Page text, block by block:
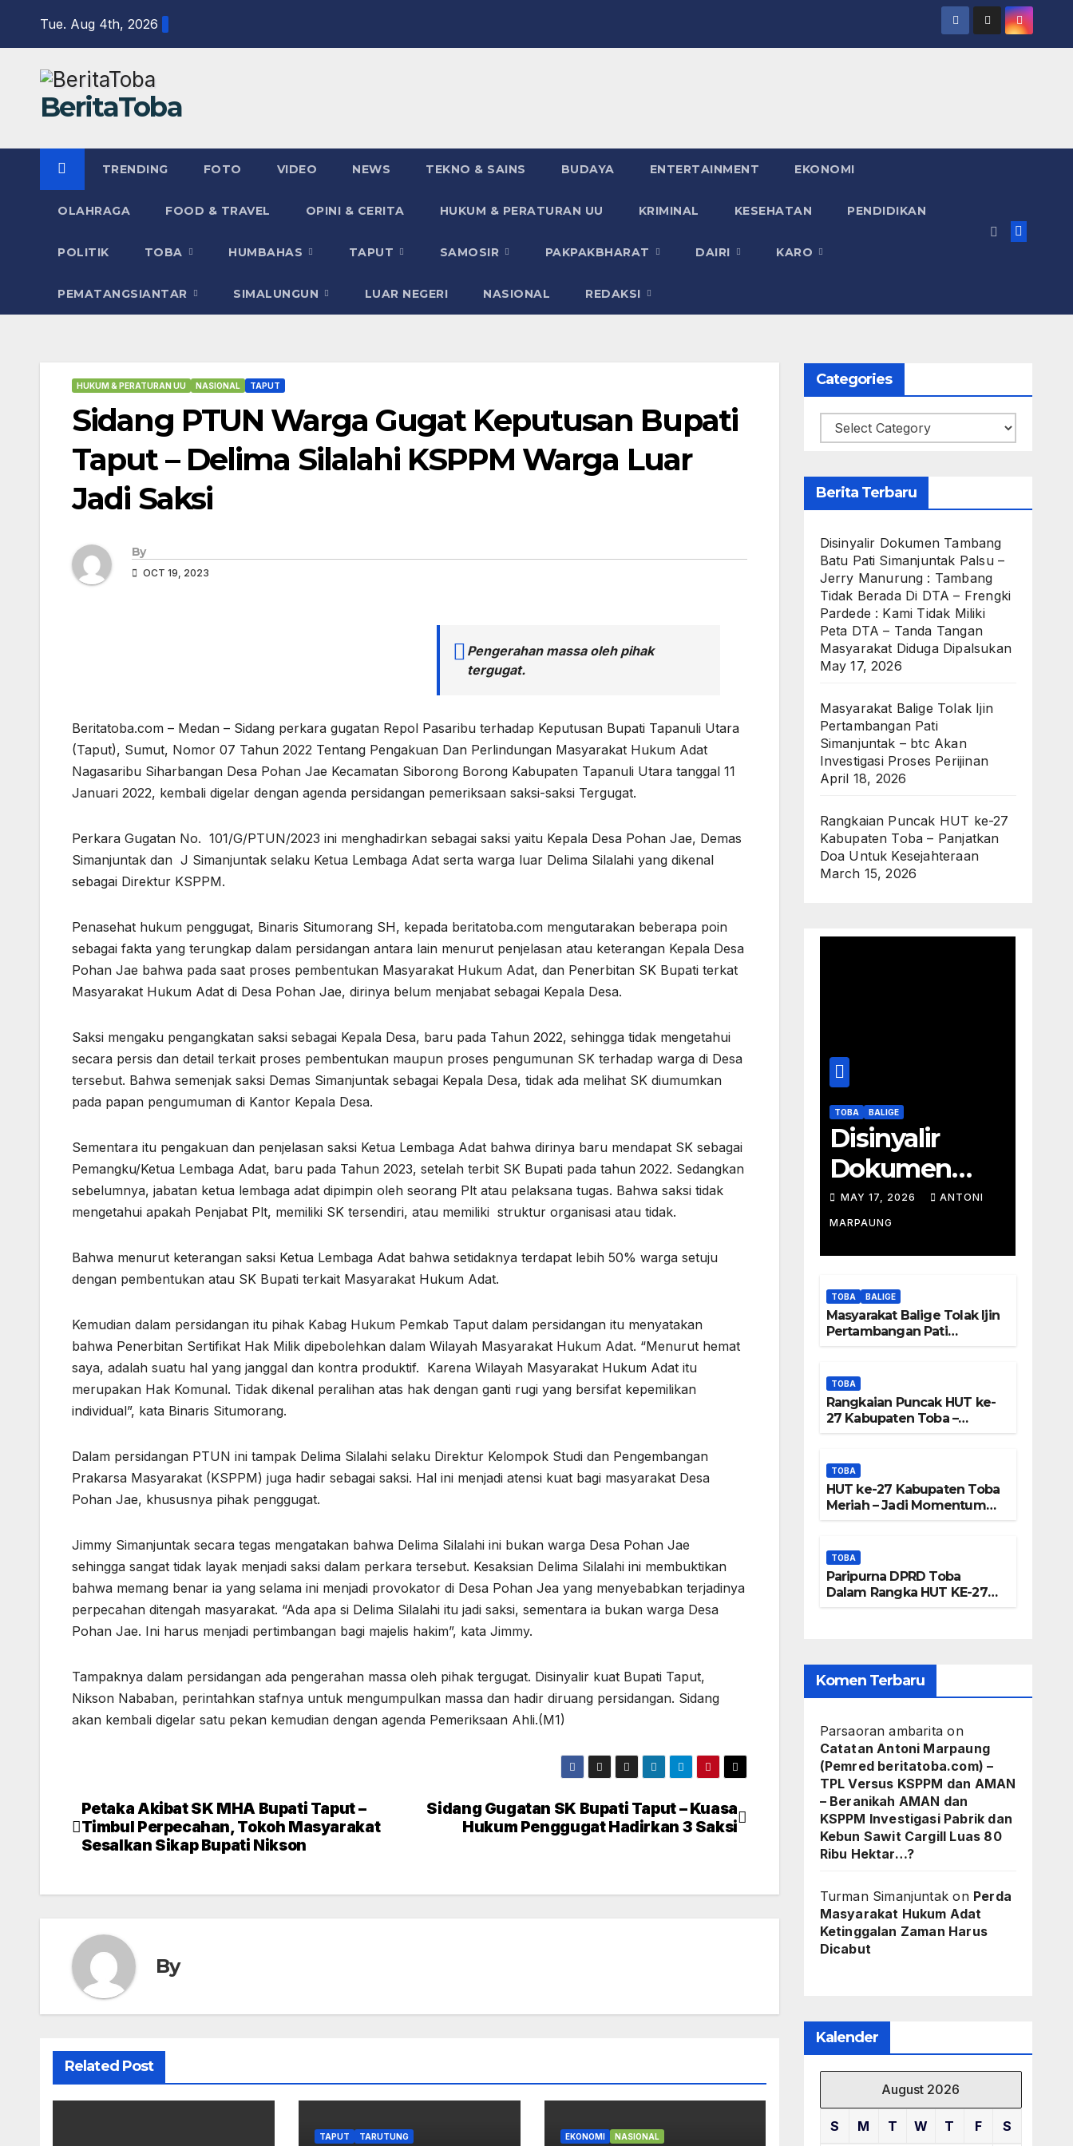
Tue. Aug 4th, 2026
BeritaToba
TRENDING FOTO VIDEO NEWS TEKNO & SAINS BUDAYA ENTERTAINMENT EKONOMI
OLAHRAGA FOOD & TRAVEL OPINI & CERITA HUKUM & PERATURAN UU KRIMINAL KESEHATAN PENDIDIKAN
POLITIK TOBA HUMBAHAS TAPUT SAMOSIR PAKPAKBHARAT DAIRI KARO
PEMATANGSIANTAR SIMALUNGUN LUAR NEGERI NASIONAL REDAKSI
HUKUM & PERATURAN UU NASIONAL TAPUT
Sidang PTUN Warga Gugat Keputusan Bupati
Taput – Delima Silalahi KSPPM Warga Luar
Jadi Saksi
By
OCT 19, 2023
Pengerahan massa oleh pihak
tergugat.
Beritatoba.com – Medan – Sidang perkara gugatan Repol Pasaribu terhadap Keputusan Bupati Tapanuli Utara
(Taput), Sumut, Nomor 07 Tahun 2022 Tentang Pengakuan Dan Perlindungan Masyarakat Hukum Adat
Nagasaribu Siharbangan Desa Pohan Jae Kecamatan Siborong Borong Kabupaten Tapanuli Utara tanggal 11
Januari 2022, kembali digelar dengan agenda persidangan pemeriksaan saksi-saksi Tergugat.
Perkara Gugatan No. 101/G/PTUN/2023 ini menghadirkan sebagai saksi yaitu Kepala Desa Pohan Jae, Demas
Simanjuntak dan J Simanjuntak selaku Ketua Lembaga Adat serta warga luar Delima Silalahi yang dikenal
sebagai Direktur KSPPM.
Penasehat hukum penggugat, Binaris Situmorang SH, kepada beritatoba.com mengutarakan beberapa poin
sebagai fakta yang terungkap dalam persidangan antara lain menurut penjelasan atau keterangan Kepala Desa
Pohan Jae bahwa pada saat proses pembentukan Masyarakat Hukum Adat, dan Penerbitan SK Bupati terkat
Masyarakat Hukum Adat di Desa Pohan Jae, dirinya belum menjabat sebagai Kepala Desa.
Saksi mengaku pengangkatan saksi sebagai Kepala Desa, baru pada Tahun 2022, sehingga tidak mengetahui
secara persis dan detail terkait proses pembentukan maupun proses pengumunan SK terhadap warga di Desa
tersebut. Bahwa semenjak saksi Demas Simanjuntak sebagai Kepala Desa, tidak ada melihat SK diumumkan
pada papan pengumuman di Kantor Kepala Desa.
Sementara itu pengakuan dan penjelasan saksi Ketua Lembaga Adat bahwa dirinya baru mendapat SK sebagai
Pemangku/Ketua Lembaga Adat, baru pada Tahun 2023, setelah terbit SK Bupati pada tahun 2022. Sedangkan
sebelumnya, jabatan ketua lembaga adat dipimpin oleh seorang Plt atau pelaksana tugas. Bahwa saksi tidak
mengetahui apakah Penjabat Plt, memiliki SK tersendiri, atau memiliki struktur organisasi atau tidak.
Bahwa menurut keterangan saksi Ketua Lembaga Adat bahwa setidaknya terdapat lebih 50% warga setuju
dengan pembentukan atau SK Bupati terkait Masyarakat Hukum Adat.
Kemudian dalam persidangan itu pihak Kabag Hukum Pemkab Taput dalam persidangan itu menyatakan
bahwa Penerbitan Sertifikat Hak Milik dipebolehkan dalam Wilayah Masyarakat Hukum Adat. “Menurut hemat
saya, adalah suatu hal yang janggal dan kontra produktif. Karena Wilayah Masyarakat Hukum Adat itu
merupakan Hak Komunal. Tidak dikenal peralihan atas hak dengan ganti rugi yang bersifat kepemilikan
individual”, kata Binaris Situmorang.
Dalam persidangan PTUN ini tampak Delima Silalahi selaku Direktur Kelompok Studi dan Pengembangan
Prakarsa Masyarakat (KSPPM) juga hadir sebagai saksi. Hal ini menjadi atensi kuat bagi masyarakat Desa
Pohan Jae, khususnya pihak penggugat.
Jimmy Simanjuntak secara tegas mengatakan bahwa Delima Silalahi ini bukan warga Desa Pohan Jae
sehingga sangat tidak layak menjadi saksi dalam perkara tersebut. Kesaksian Delima Silalahi ini membuktikan
bahwa memang benar ia yang selama ini menjadi provokator di Desa Pohan Jea yang menyebabkan terjadinya
perpecahan ditengah masyarakat. “Ada apa si Delima Silalahi itu jadi saksi, sementara ia bukan warga Desa
Pohan Jae. Ini harus menjadi pertimbangan bagi majelis hakim”, kata Jimmy.
Tampaknya dalam persidangan ada pengerahan massa oleh pihak tergugat. Disinyalir kuat Bupati Taput,
Nikson Nababan, perintahkan stafnya untuk mengumpulkan massa dan hadir diruang persidangan. Sidang
akan kembali digelar satu pekan kemudian dengan agenda Pemeriksaan Ahli.(M1)
Post
navigation
Sidang Gugatan SK Bupati Taput – Kuasa
Hukum Penggugat Hadirkan 3 Saksi
Petaka Akibat SK MHA Bupati Taput –
Timbul Perpecahan, Tokoh Masyarakat
Sesalkan Sikap Bupati Nikson
By
Related Post
TAPUT TARUTUNG EKONOMI NASIONAL
Categories
Categories
Berita Terbaru
Disinyalir Dokumen Tambang
Batu Pati Simanjuntak Palsu –
Jerry Manurung : Tambang
Tidak Berada Di DTA – Frengki
Pardede : Kami Tidak Miliki
Peta DTA – Tanda Tangan
Masyarakat Diduga Dipalsukan
May 17, 2026
Masyarakat Balige Tolak Ijin
Pertambangan Pati
Simanjuntak – btc Akan
Investigasi Proses Perijinan
April 18, 2026
Rangkaian Puncak HUT ke-27
Kabupaten Toba – Panjatkan
Doa Untuk Kesejahteraan
March 15, 2026
TOBA BALIGE
Disinyalir
Dokumen
Tambang
Batu Pati
Simanjuntak
Palsu – Jerry
Manurung :
Tidak Berada
Di DTA –
Pardede :
Kami Tidak
DTA – Tanda
Tangan
Dipalsukan
MAY 17, 2026 ANTONI
MARPAUNG
TOBA BALIGE
Masyarakat Balige Tolak Ijin
Pertambangan Pati
TOBA
Rangkaian Puncak HUT ke-
27 Kabupaten Toba –
TOBA
HUT ke-27 Kabupaten Toba
Meriah – Jadi Momentum
Danau Toba
TOBA
Paripurna DPRD Toba
Dalam Rangka HUT KE-27
Komen Terbaru
Parsaoran ambarita on
Catatan Antoni Marpaung
(Pemred beritatoba.com) –
TPL Versus KSPPM dan AMAN
– Beranikah AMAN dan
KSPPM Investigasi Pabrik dan
Kebun Sawit Cargill Luas 80
Ribu Hektar…?
Turman Simanjuntak on Perda
Masyarakat Hukum Adat
Ketinggalan Zaman Harus
Dicabut
Kalender
August 2026
S M T W T F S